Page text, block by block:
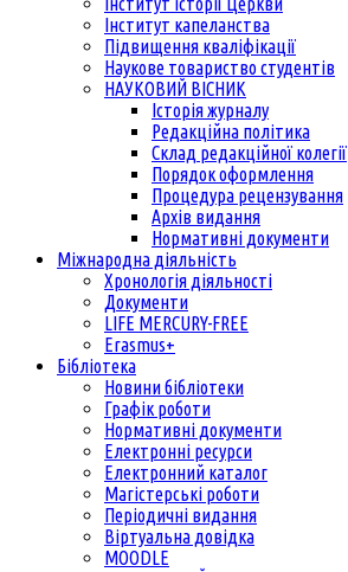
Інститут капеланства
Підвищення кваліфікації
Наукове товариство студентів
НАУКОВИЙ ВІСНИК
Історія журналу
Редакційна політика
Склад редакційної колегії
Порядок оформлення
Процедура рецензування
Архів видання
Нормативні документи
Міжнародна діяльність
Хронологія діяльності
Документи
LIFE MERCURY-FREE
Erasmus+
Бібліотека
Новини бібліотеки
Графік роботи
Нормативні документи
Електронні ресурси
Електронний каталог
Магістерські роботи
Періодичні видання
Віртуальна довідка
MOODLE